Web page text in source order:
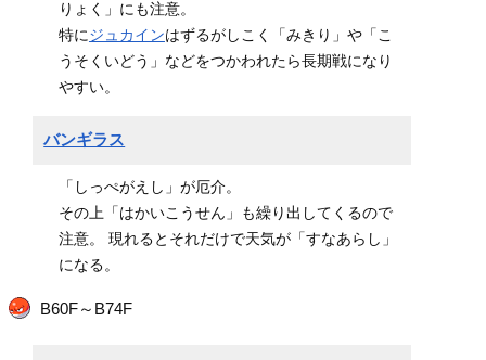
りょく」にも注意。
特にジュカインはずるがしこく「みきり」や「こ
うそくいどう」などをつかわれたら長期戦になり
やすい。
バンギラス
「しっぺがえし」が厄介。
その上「はかいこうせん」も繰り出してくるので
注意。 現れるとそれだけで天気が「すなあらし」
になる。
B60F～B74F